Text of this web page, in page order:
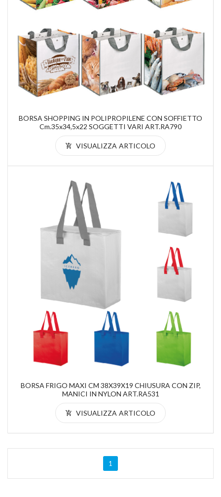
BORSA SHOPPING IN POLIPROPILENE CON SOFFIETTO
Cm.35x34,5x22 SOGGETTI VARI ART.RA790
VISUALIZZA ARTICOLO
BORSA FRIGO MAXI CM 38X39X19 CHIUSURA CON ZIP,
MANICI IN NYLON ART.RA531
VISUALIZZA ARTICOLO
1